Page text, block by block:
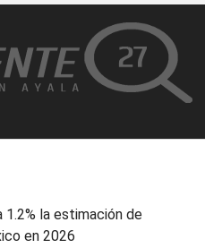
1.2% la estimación de
en 2026